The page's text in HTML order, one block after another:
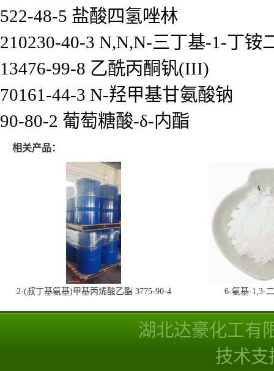
522-48-5 盐酸四氢唑林
210230-40-3 N,N,N-三丁基-1-丁
13476-99-8 乙酰丙酮钒(III)
70161-44-3 N-羟甲基甘氨酸钠
90-80-2 葡萄糖酸-δ-内酯
相关产品：
2-(叔丁基氨基)甲基丙烯酸乙酯 3775-90-4 6-氨基-1,3-
湖北达豪化工有
技术